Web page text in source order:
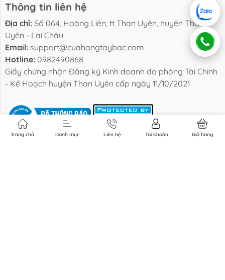
Thông tin liên hệ
Địa chỉ: Số 064, Hoàng Liên, tt Than Uyên, huyện Than
Uyên - Lai Châu
Email: support@cuahangtaybac.com
Hotline: 0982490868
Giấy chứng nhận Đăng ký Kinh doanh do phòng Tài Chính
- Kế Hoạch huyện Than Uyên cấp ngày 11/10/2021
Kết nối với chúng tôi
Trang chủ Danh mục Liên hệ Tài khoản Giỏ hàng